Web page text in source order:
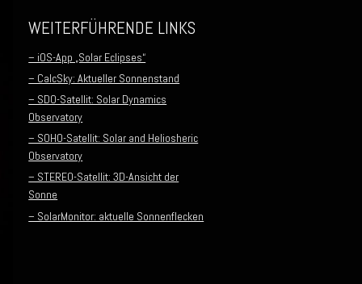
WEITERFÜHRENDE LINKS
– iOS-App „Solar Eclipses“
– CalcSky: Aktueller Sonnenstand
– SDO-Satellit: Solar Dynamics
Observatory
– SOHO-Satellit: Solar and Heliosheric
Observatory
– STEREO-Satellit: 3D-Ansicht der
Sonne
– SolarMonitor: aktuelle Sonnenflecken